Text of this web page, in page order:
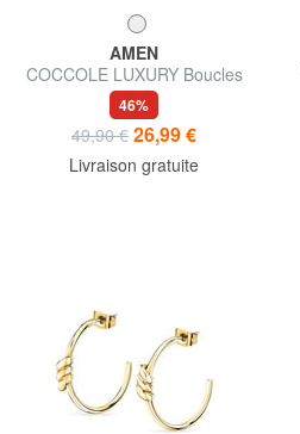
AMEN
COCCOLE LUXURY Boucles
d'oreilles en forme d'étoile
avec pendentif
46%
49,90 € 26,99 €
Livraison gratuite